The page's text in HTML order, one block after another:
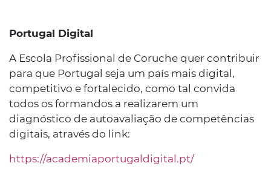
Portugal Digital
A Escola Profissional de Coruche quer contribuir
para que Portugal seja um país mais digital,
competitivo e fortalecido, como tal convida
todos os formandos a realizarem um
diagnóstico de autoavaliação de competências
digitais, através do link:
https://academiaportugaldigital.pt/